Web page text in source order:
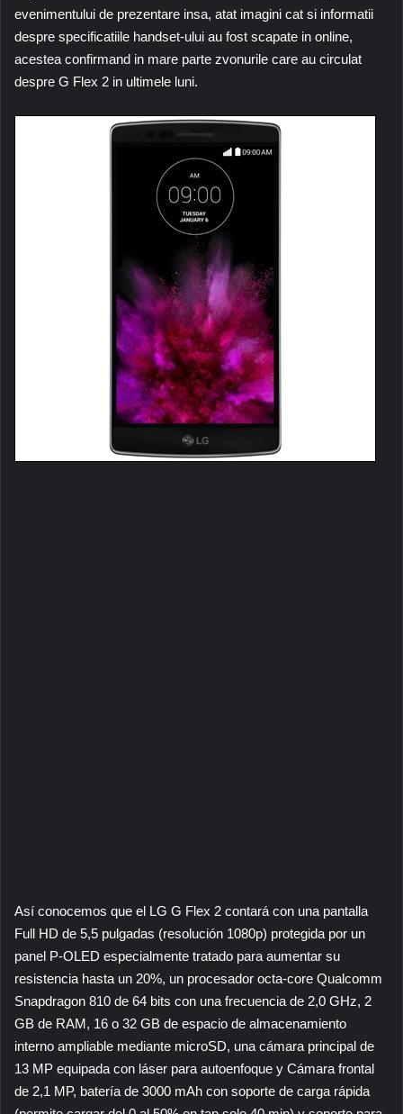
evenimentului de prezentare insa, atat imagini cat si informatii
despre specificatiile handset-ului au fost scapate in online,
acestea confirmand in mare parte zvonurile care au circulat
despre G Flex 2 in ultimele luni.
Así conocemos que el LG G Flex 2 contará con una pantalla
Full HD de 5,5 pulgadas (resolución 1080p) protegida por un
panel P-OLED especialmente tratado para aumentar su
resistencia hasta un 20%, un procesador octa-core Qualcomm
Snapdragon 810 de 64 bits con una frecuencia de 2,0 GHz, 2
GB de RAM, 16 o 32 GB de espacio de almacenamiento
interno ampliable mediante microSD, una cámara principal de
13 MP equipada con láser para autoenfoque y Cámara frontal
de 2,1 MP, batería de 3000 mAh con soporte de carga rápida